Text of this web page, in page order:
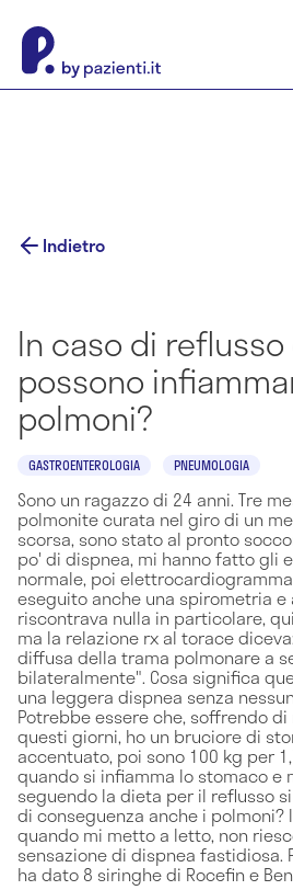
Indietro
In caso di
possono
polmoni?
GASTROENTEROLOGIA PNEUMOLOGIA
Sono un ragazzo di 24 anni. Tre
polmonite curata nel giro di un
scorsa, sono stato al pronto
po' di dispnea, mi hanno fatto gli
normale, poi
eseguito anche una spirometria
riscontrava nulla in particolare,
ma la relazione rx al torace
diffusa della trama polmonare a
bilateralmente". Cosa significa
una leggera dispnea senza
Potrebbe essere che, soffrendo
questi giorni, ho un bruciore di
accentuato, poi sono 100 kg per
quando si infiamma lo stomaco e
seguendo la dieta per il reflusso
di conseguenza anche i
quando mi metto a letto, non
sensazione di dispnea fastidiosa.
ha dato 8 siringhe di Rocefin e